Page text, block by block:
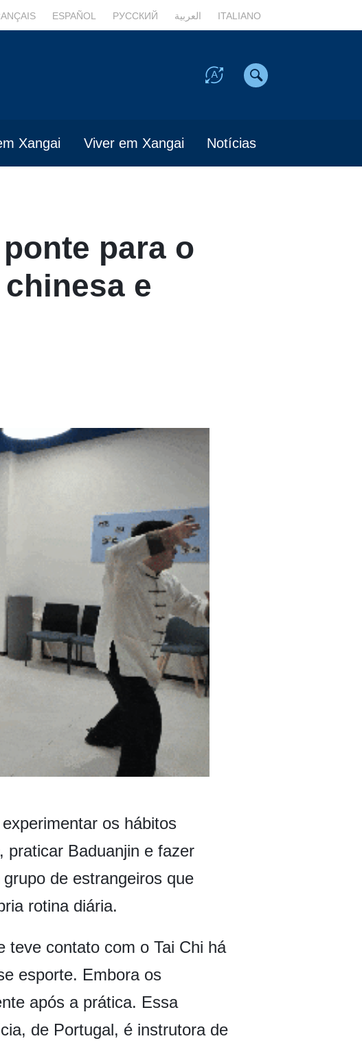
ESPAÑOL РУССКИЙ العربية ITALIANO
Xangai Viver em Xangai Notícias
para o
e
os hábitos
praticar Baduanjin e fazer
de estrangeiros que
rotina diária.
teve contato com o Tai Chi há
esporte. Embora os
após a prática. Essa
de Portugal, é instrutora de